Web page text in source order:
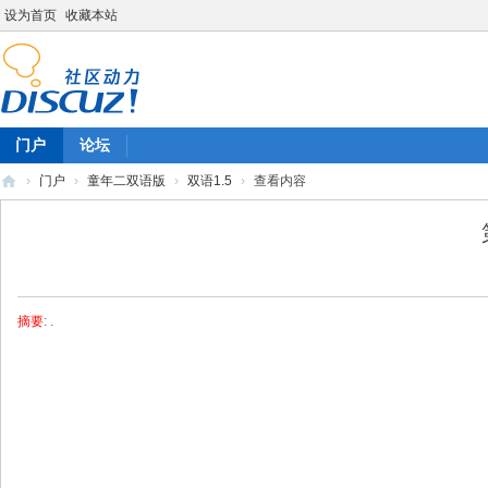
设为首页 收藏本站
门户 论坛
› 门户 › 童年二双语版 › 双语1.5 › 查看内容
摘要: .